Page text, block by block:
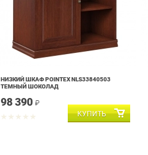
НИЗКИЙ ШКАФ POINTEX NLS33840503
ТЕМНЫЙ ШОКОЛАД
98 390 ₽